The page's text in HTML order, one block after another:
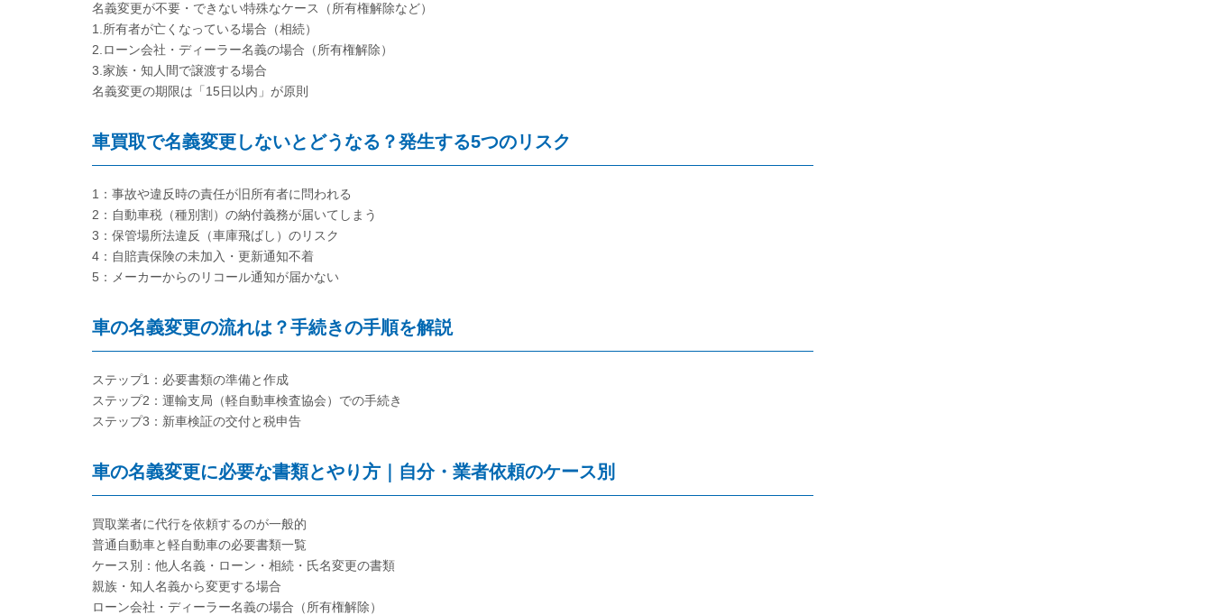
名義変更が不要・できない特殊なケース（所有権解除など）
1.所有者が亡くなっている場合（相続）
2.ローン会社・ディーラー名義の場合（所有権解除）
3.家族・知人間で譲渡する場合
名義変更の期限は「15日以内」が原則
車買取で名義変更しないとどうなる？発生する5つのリスク
1：事故や違反時の責任が旧所有者に問われる
2：自動車税（種別割）の納付義務が届いてしまう
3：保管場所法違反（車庫飛ばし）のリスク
4：自賠責保険の未加入・更新通知不着
5：メーカーからのリコール通知が届かない
車の名義変更の流れは？手続きの手順を解説
ステップ1：必要書類の準備と作成
ステップ2：運輸支局（軽自動車検査協会）での手続き
ステップ3：新車検証の交付と税申告
車の名義変更に必要な書類とやり方｜自分・業者依頼のケース別
買取業者に代行を依頼するのが一般的
普通自動車と軽自動車の必要書類一覧
ケース別：他人名義・ローン・相続・氏名変更の書類
親族・知人名義から変更する場合
ローン会社・ディーラー名義の場合（所有権解除）